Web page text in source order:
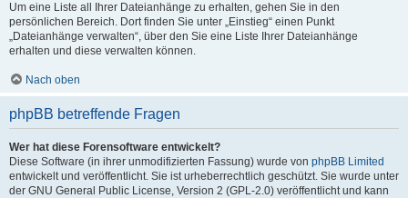
Um eine Liste all Ihrer Dateianhänge zu erhalten, gehen Sie in den
persönlichen Bereich. Dort finden Sie unter „Einstieg“ einen Punkt
„Dateianhänge verwalten“, über den Sie eine Liste Ihrer Dateianhänge
erhalten und diese verwalten können.
Nach oben
phpBB betreffende Fragen
Wer hat diese Forensoftware entwickelt?
Diese Software (in ihrer unmodifizierten Fassung) wurde von phpBB Limited
entwickelt und veröffentlicht. Sie ist urheberrechtlich geschützt. Sie wurde unter
der GNU General Public License, Version 2 (GPL-2.0) veröffentlicht und kann